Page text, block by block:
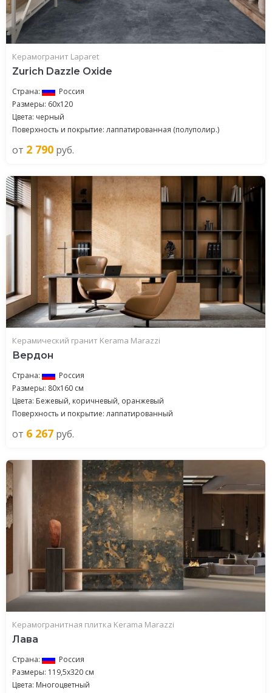
Керамогранит Laparet
Zurich Dazzle Oxide
Страна:
Россия
Размеры: 60x120
Цвета: черный
Поверхность и покрытие: лаппатированная (полуполир.)
от 2 790 руб.
Керамический гранит Kerama Marazzi
Вердон
Страна:
Россия
Размеры: 80x160 см
Цвета: Бежевый, коричневый, оранжевый
Поверхность и покрытие: лаппатированный
от 6 267 руб.
Керамогранитная плитка Kerama Marazzi
Лава
Страна:
Россия
Размеры: 119,5x320 см
Цвета: Многоцветный